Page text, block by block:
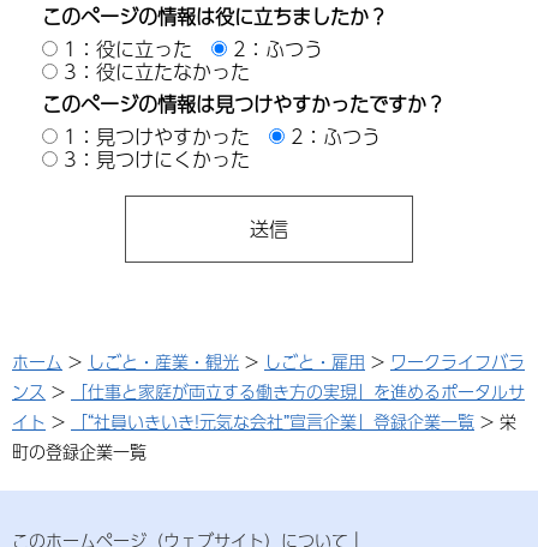
このページの情報は役に立ちましたか？
1：役に立った
2：ふつう
3：役に立たなかった
このページの情報は見つけやすかったですか？
1：見つけやすかった
2：ふつう
3：見つけにくかった
ホーム > しごと・産業・観光 > しごと・雇用 > ワークライフバラ
ンス >
「仕事と家庭が両立する働き方の実現」を進めるポータルサ
イト > 「“社員いきいき!元気な会社”宣言企業」登録企業一覧 > 栄
町の登録企業一覧
このホームページ（ウェブサイト）について